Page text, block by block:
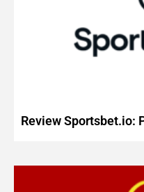
Review Sportsbet.io: